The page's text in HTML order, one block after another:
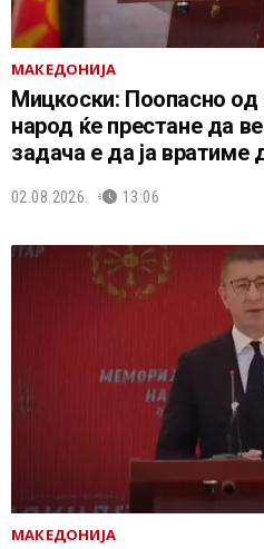
МАКЕДОНИЈА
Мицкоски: Поопасно од
народ ќе престане да
задача е да ја вратиме
02.08.2026. 13:06
МАКЕДОНИЈА